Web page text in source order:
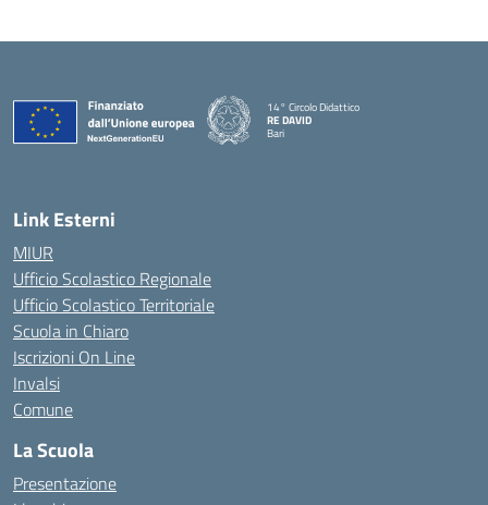
14° Circolo Didattico
RE DAVID
Bari
Link Esterni
MIUR
Ufficio Scolastico Regionale
Ufficio Scolastico Territoriale
Scuola in Chiaro
Iscrizioni On Line
Invalsi
Comune
La Scuola
Presentazione